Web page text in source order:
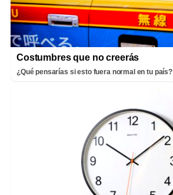
Costumbres que no creerás
¿Qué pensarías si esto fuera normal en tu país?